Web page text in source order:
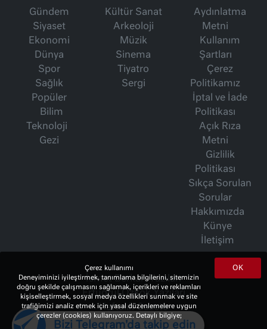
Gündem
Siyaset
Ekonomi
Dünya
Spor
Sağlık
Popüler
Bilim
Teknoloji
Gezi
Kültür Sanat
Arkeoloji
Müzik
Sinema
Tiyatro
Sergi
Aydınlatma
Metni
Kullanım
Şartları
Çerez
Politikamız
İptal ve İade
Politikası
Açık Rıza
Metni
Gizlilik
Politikası
Sıkça Sorulan
Sorular
Hakkımızda
Künye
İletişim
İsmet Berkan Yazıları
Ertuğrul Özkök Yazıları
Haftalık Gazete
OK
Çerez kullanımı
Deneyiminizi iyileştirmek, tanımlama bilgilerini, sitemizin
doğru şekilde çalışmasını sağlamak, içerikleri ve reklamları
kişiselleştirmek, sosyal medya özellikleri sunmak ve site
trafiğimizi analiz etmek için yasal düzenlemelere uygun
çerezler (cookies) kullanıyoruz. Detaylı bilgiye;
Bizi Telegram'da takip edin